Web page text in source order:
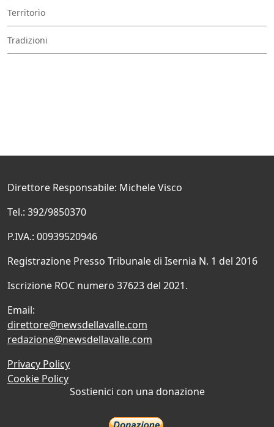
Territorio
Tradizioni
Direttore Responsabile: Michele Visco
Tel.: 392/9850370
P.IVA.: 00939520946
Registrazione Presso Tribunale di Isernia N. 1 del 2016
Iscrizione ROC numero 37623 del 2021.
Email:
direttore@newsdellavalle.com
redazione@newsdellavalle.com
Privacy Policy
Cookie Policy
Sostienici con una donazione